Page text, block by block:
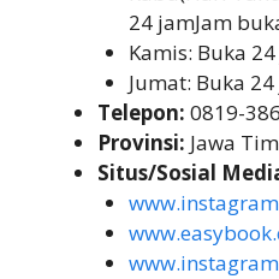
24 jamJam
Kamis: Buka
Jumat: Buka
Telepon: 0819-
Provinsi: Jawa
Situs/Sosial